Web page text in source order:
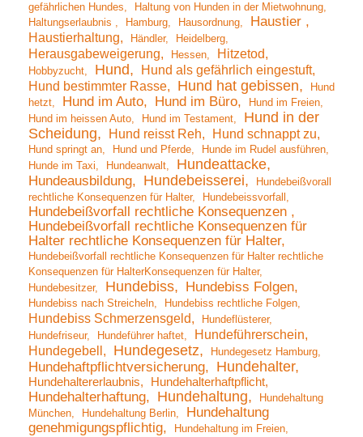
gefährlichen Hundes
Haltung von Hunden in der Mietwohnung
Haltungserlaubnis
Hamburg Hausordnung Haustier
Haustierhaltung Händler Heidelberg
Herausgabeweigerung Hessen Hitzetod
Hobbyzucht Hund
Hund als gefährlich eingestuft
Hund bestimmter Rasse
Hund hat gebissen
Hund
hetzt
Hund im Auto Hund im Büro
Hund im Freien
Hund im heissen Auto
Hund im Testament
Hund in der
Scheidung
Hund reisst Reh Hund schnappt zu
Hund springt an Hund und Pferde
Hunde im Rudel ausführen
Hunde im Taxi
Hundeanwalt Hundeattacke
Hundeausbildung Hundebeisserei
Hundebeißvorall
rechtliche Konsequenzen für Halter
Hundebeissvorfall
Hundebeißvorfall rechtliche Konsequenzen
Hundebeißvorfall rechtliche Konsequenzen für
Halter rechtliche Konsequenzen für Halter
Hundebeißvorfall rechtliche Konsequenzen für Halter rechtliche
Konsequenzen für HalterKonsequenzen für Halter
Hundebesitzer
Hundebiss Hundebiss Folgen
Hundebiss nach Streicheln Hundebiss rechtliche Folgen
Hundebiss Schmerzensgeld
Hundeflüsterer
Hundefriseur
Hundeführer haftet
Hundeführerschein
Hundegebell
Hundegesetz Hundegesetz Hamburg
Hundehaftpflichtversicherung Hundehalter
Hundehaltererlaubnis Hundehalterhaftpflicht
Hundehalterhaftung Hundehaltung
Hundehaltung
München
Hundehaltung Berlin
Hundehaltung
genehmigungspflichtig
Hundehaltung im Freien